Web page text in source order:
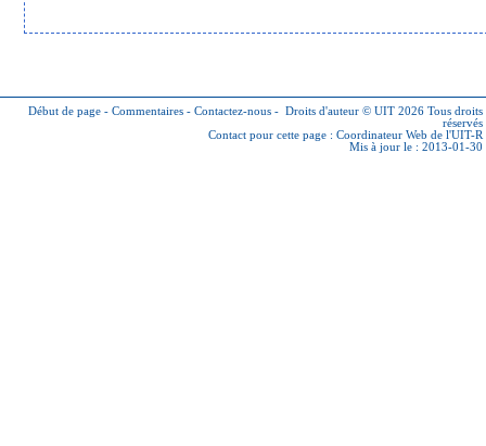
Début de page - Commentaires - Contactez-nous - Droits d'auteur © UIT 2026 Tous droits
réservés
Contact pour cette page : Coordinateur Web de l'UIT-R
Mis à jour le : 2013-01-30